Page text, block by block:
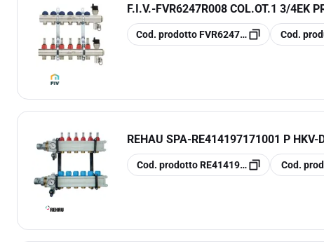
F.I.V.-FVR6247R008 COL.OT.1 3/4EK
copia
Cod. prodottoFVR6247R008 copia
Cod.
REHAU SPA-RE414197171001 P HKV-
copia
Cod. prodotto RE414197171001copiaCod.